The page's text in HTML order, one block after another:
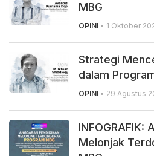
MBG
OPINI • 1 Oktober
Strategi
dalam
OPINI • 29 Agustus
INFOGRAFIK:
Melonjak